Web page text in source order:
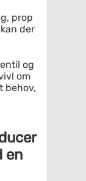
prop
der
og
om
behov,
en